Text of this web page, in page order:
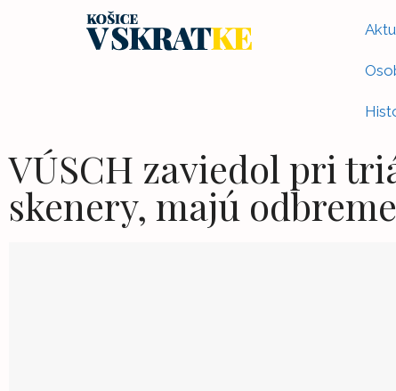
VÚSCH zaviedol pri
skenery, majú